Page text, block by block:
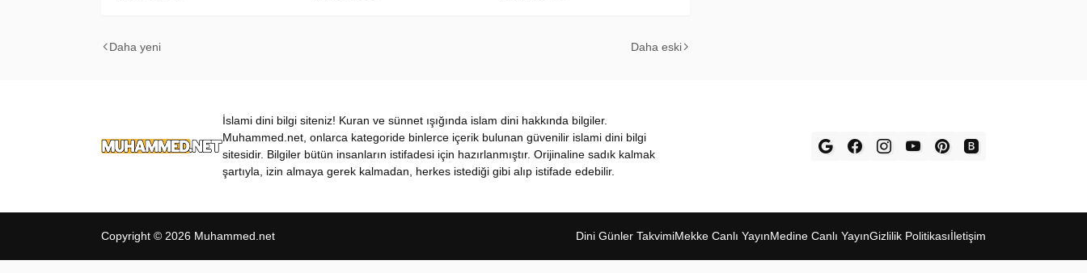
Daha yeni Daha eski
İslami dini bilgi siteniz! Kuran ve sünnet ışığında islam dini hakkında bilgiler.
Muhammed.net, onlarca kategoride binlerce içerik bulunan güvenilir islami dini bilgi
sitesidir. Bilgiler bütün insanların istifadesi için hazırlanmıştır. Orijinaline sadık kalmak
şartıyla, izin almaya gerek kalmadan, herkes istediği gibi alıp istifade edebilir.
Copyright © 2026 Muhammed.net Dini Günler TakvimiMekke Canl‎ı Yay‎ınMedine Canl‎ı Yayı‎nGizlilik Politikas‎ıİletişim